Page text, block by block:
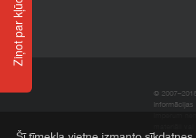
©
Informācijas
Ziņot par kļūdu